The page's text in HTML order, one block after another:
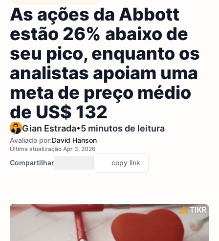
As ações da Abbott
estão 26% abaixo de
seu pico, enquanto os
analistas apoiam uma
meta de preço médio
de US$ 132
Gian Estrada•5 minutos de leitura
Avaliado por:David Hanson
Última atualização Apr 3, 2026
Compartilhar copy link